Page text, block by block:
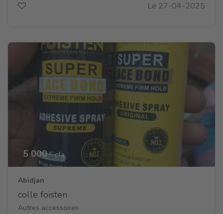
Le 27-04-2025
5 000F cfa
Abidjan
colle foisten
Autres accessoires